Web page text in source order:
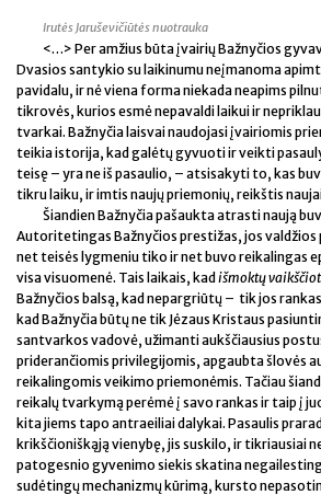
Irutės Jaruševičiūtės nuotrauka
<…> Per amžius būta įvairių Bažnyčios
Dvasios santykio su laikinumu neįmanoma
pavidalu, ir nė viena forma niekada neapims
tikrovės, kurios esmė nepavaldi laikui ir
tvarkai. Bažnyčia laisvai naudojasi įvairiomis
teikia istorija, kad galėtų gyvuoti ir veikti
teisę – yra ne iš pasaulio, – atsisakyti to, kas
tikru laiku, ir imtis naujų priemonių, reikštis
Šiandien Bažnyčia pašaukta atrasti naują
Autoritetingas Bažnyčios prestižas, jos valdžios
net teisės lygmeniu tiko ir net buvo reikalingas
visa visuomenė. Tais laikais, kadišmoktų
Bažnyčios balsą, kad nepargriūtų – tik jos
kad Bažnyčia būtų ne tik Jėzaus Kristaus
santvarkos vadovė, užimanti aukščiausius
priderančiomis privilegijomis, apgaubta šlovės
reikalingomis veikimo priemonėmis. Tačiau
reikalų tvarkymą perėmė į savo rankas ir taip į
kita jiems tapo antraeiliai dalykai. Pasaulis
krikščioniškąją vienybę, jis suskilo, ir tikriausiai
patogesnio gyvenimo siekis skatina
sudėtingų mechanizmų kūrimą, kursto